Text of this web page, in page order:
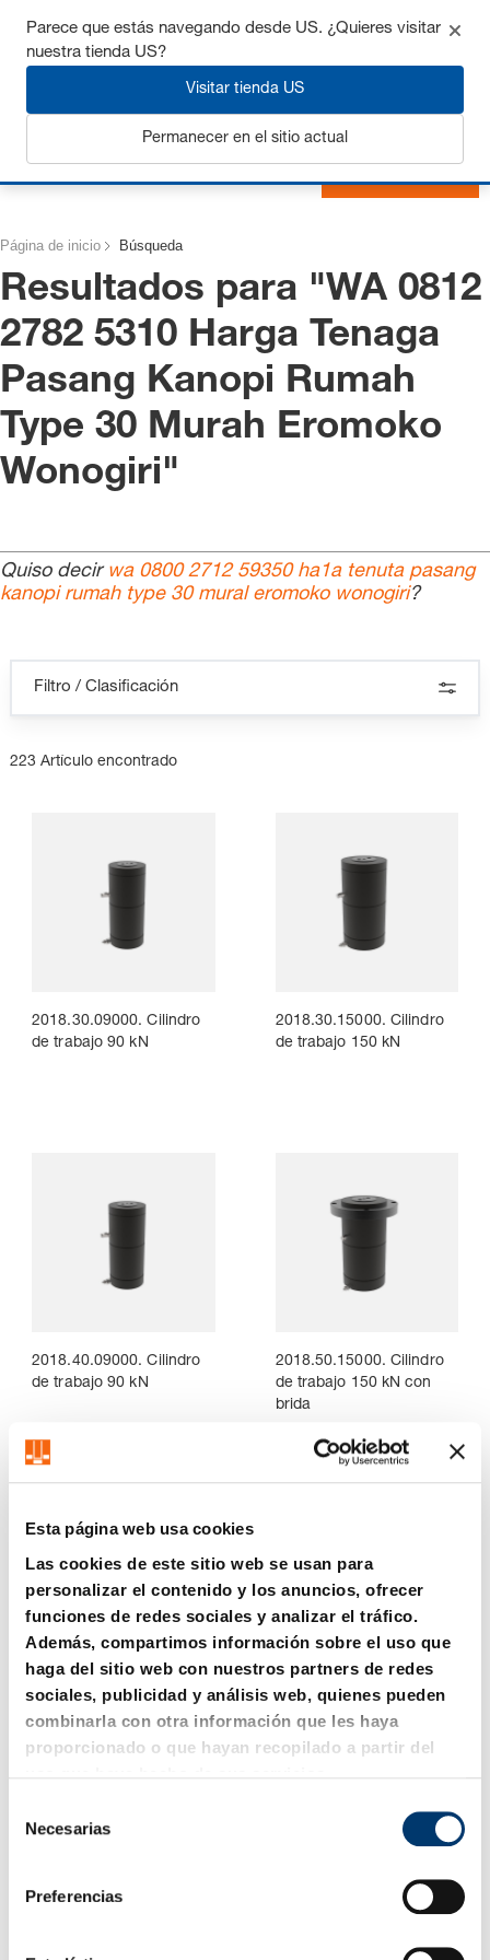
Esta página web usa cookies
Las cookies de este sitio web se usan para
personalizar el contenido y los anuncios, ofrecer
funciones de redes sociales y analizar el tráfico.
Además, compartimos información sobre el uso que
haga del sitio web con nuestros partners de redes
sociales, publicidad y análisis web, quienes pueden
combinarla con otra información que les haya
proporcionado o que hayan recopilado a partir del
Necesarias
Preferencias
Consigue hasta un 7% de descuento - haz clic aquí para
Página de inicio Búsqueda
Resultados para "WA 0812
2782 5310 Harga Tenaga
Pasang Kanopi Rumah
Type 30 Murah Eromoko
Wonogiri"
Quiso decir wa 0800 2712 59350 ha1a tenuta pasang
kanopi rumah type 30 mural eromoko wonogiri?
Filtro / Clasificación
223 Artículo encontrado
2018.30.09000. Cilindro
de trabajo 90 kN
2018.30.15000. Cilindro
de trabajo 150 kN
2018.40.09000. Cilindro
de trabajo 90 kN
2018.50.15000. Cilindro
de trabajo 150 kN con
brida
2018.60.15000. Cilindro
de trabajo 150 kN con
brida
2072.46.30. Brida de
sujeción con tornillo, GM-
Norm
Parece que estás navegando desde US. ¿Quieres visitar
nuestra tienda US?
Visitar tienda US
Permanecer en el sitio actual